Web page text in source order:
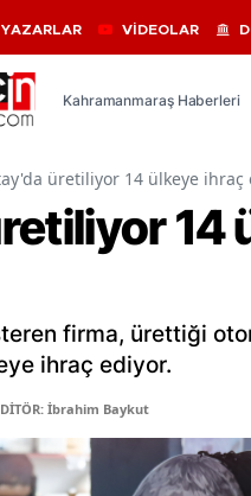
YAZARLAR VİDEOLAR
Kahramanmaraş Haberleri
üretiliyor 14 ülkeye ihraç
14
firma, ürettiği
ihraç ediyor.
İbrahim Baykut